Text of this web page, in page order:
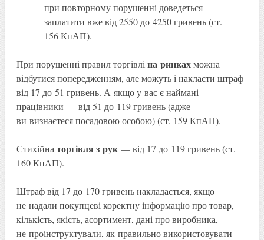
при повторному порушенні доведеться
заплатити вже від 2550 до 4250 гривень (ст.
156 КпАП).
При порушенні правил торгівлі на ринкахможна
відбутися попередженням, але можуть і накласти штраф
від 17 до 51 гривень. А якщо у вас є наймані
працівники — від 51 до 119 гривень (адже
ви визнаєтеся посадовою особою) (ст. 159 КпАП).
Стихійна торгівля з рук— від 17 до 119 гривень (ст.
160 КпАП).
Штраф від 17 до 170 гривень накладається, якщо
не надали покупцеві коректну інформацію про товар,
кількість, якість, асортимент, дані про виробника,
не проінструктували, як правильно використовувати